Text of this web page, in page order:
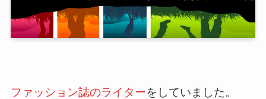
ファッション誌のライターをしていました。